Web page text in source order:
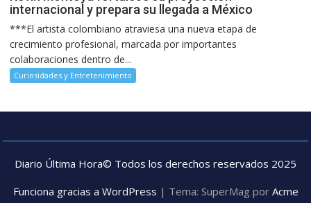
internacional y prepara su llegada a México
***El artista colombiano atraviesa una nueva etapa de
crecimiento profesional, marcada por importantes
colaboraciones dentro de...
Curiosidades y Entretenimiento
Diario Última Hora© Todos los derechos reservados 2025
Funciona gracias a WordPress | Tema: SuperMag por Acme